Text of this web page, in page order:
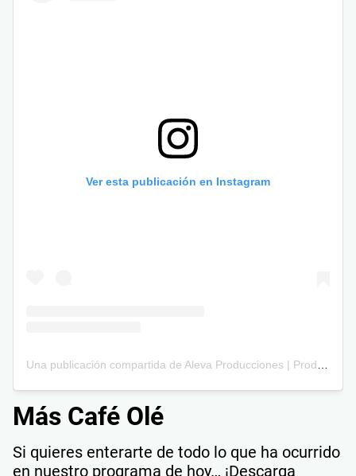
Ver esta publicación en Instagram
Más Café Olé
Si quieres enterarte de todo lo que ha ocurrido
en nuestro programa de hoy… ¡Descarga